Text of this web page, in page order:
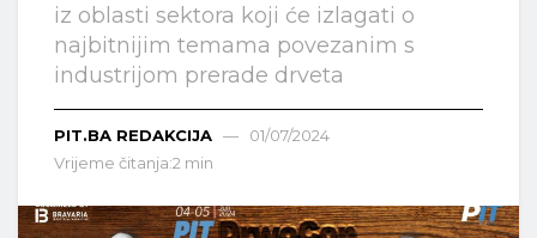
iz oblasti sektora koji će izlagati o
najbitnijim temama povezanim s
industrijom prerade drveta
PIT.BA REDAKCIJA
01/07/2024
Vrijeme čitanja:2 min